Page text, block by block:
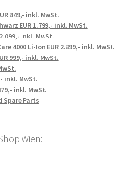
849,- inkl. MwSt.
EUR 1.799,- inkl. MwSt.
inkl. MwSt.
4000 Li-Ion EUR 2.899,- inkl. MwSt.
999,- inkl. MwSt.
inkl. MwSt.
inkl. MwSt.
Spare Parts
Wien: